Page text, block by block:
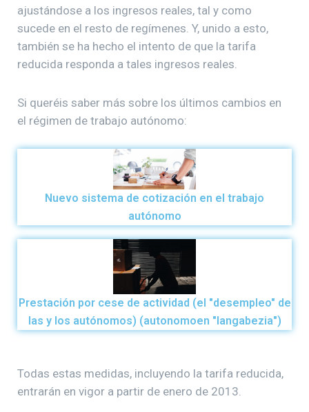
ajustándose a los ingresos reales, tal y como
sucede en el resto de regímenes. Y, unido a esto,
también se ha hecho el intento de que la tarifa
reducida responda a tales ingresos reales.
Si queréis saber más sobre los últimos cambios en
el régimen de trabajo autónomo:
Nuevo sistema de cotización en el trabajo
autónomo
Prestación por cese de actividad (el "desempleo" de
las y los autónomos) (autonomoen "langabezia")
Todas estas medidas, incluyendo la tarifa reducida,
entrarán en vigor a partir de enero de 2013.